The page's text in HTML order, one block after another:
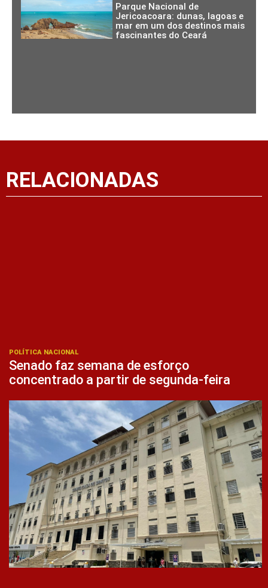
Parque Nacional de
Jericoacoara: dunas, lagoas e
mar em um dos destinos mais
fascinantes do Ceará
RELACIONADAS
POLÍTICA NACIONAL
Senado faz semana de esforço
concentrado a partir de segunda-feira